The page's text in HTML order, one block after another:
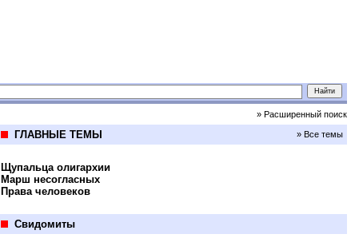
» Расширенный поиск
ГЛАВНЫЕ ТЕМЫ » Все темы
Щупальца олигархии
Марш несогласных
Права человеков
Свидомиты